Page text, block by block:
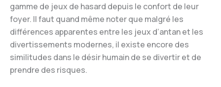
gamme de jeux de hasard depuis le confort de leur
foyer. Il faut quand même noter que malgré les
différences apparentes entre les jeux d’antan et les
divertissements modernes, il existe encore des
similitudes dans le désir humain de se divertir et de
prendre des risques.